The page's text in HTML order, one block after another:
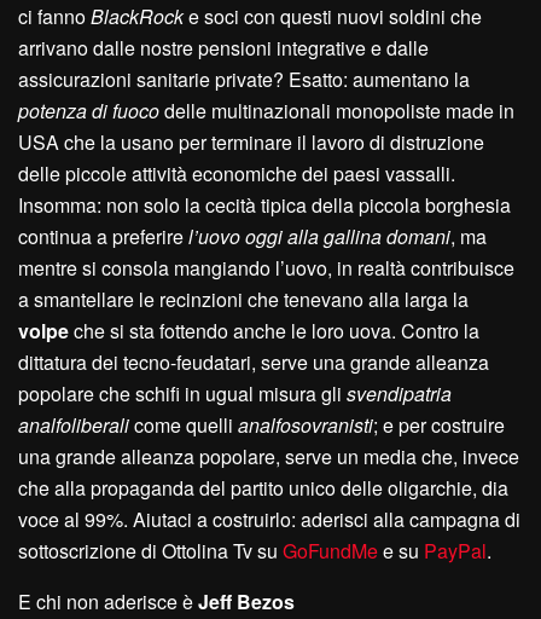
ci fannoBlackRocke soci con questi nuovi soldini che
arrivano dalle nostre pensioni integrative e dalle
assicurazioni sanitarie private? Esatto: aumentano la
potenza di fuocodelle multinazionali monopoliste made in
USA che la usano per terminare il lavoro di distruzione
delle piccole attività economiche dei paesi vassalli.
Insomma: non solo la cecità tipica della piccola borghesia
continua a preferirel’uovo oggi alla gallina domani, ma
mentre si consola mangiando l’uovo, in realtà contribuisce
a smantellare le recinzioni che tenevano alla larga la
volpeche si sta fottendo anche le loro uova. Contro la
dittatura dei tecno-feudatari, serve una grande alleanza
popolare che schifi in ugual misura gli svendipatria
analfoliberalicome quelli analfosovranisti; e per costruire
una grande alleanza popolare, serve un media che, invece
che alla propaganda del partito unico delle oligarchie, dia
voce al 99%. Aiutaci a costruirlo: aderisci alla campagna di
sottoscrizione di Ottolina Tv su GoFundMee su PayPal.
E chi non aderisce èJeff Bezos